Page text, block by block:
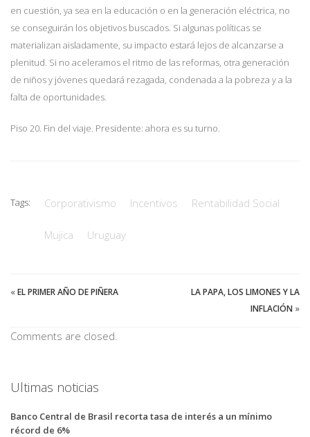
en cuestión, ya sea en la educación o en la generación eléctrica, no
se conseguirán los objetivos buscados. Si algunas políticas se
materializan aisladamente, su impacto estará lejos de alcanzarse a
plenitud. Si no aceleramos el ritmo de las reformas, otra generación
de niños y jóvenes quedará rezagada, condenada a la pobreza y a la
falta de oportunidades.
Piso 20. Fin del viaje. Presidente: ahora es su turno.
Tags: Corporativismo Incentivos Rentabilidad Social
Mujica Uruguay
«EL PRIMER AÑO DE PIÑERA
LA PAPA, LOS LIMONES Y LA
INFLACIÓN »
Comments are closed.
Ultimas noticias
Banco Central de Brasil recorta tasa de interés a un mínimo
récord de 6%